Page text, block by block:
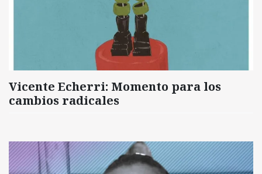
Vicente Echerri: Momento para los
cambios radicales